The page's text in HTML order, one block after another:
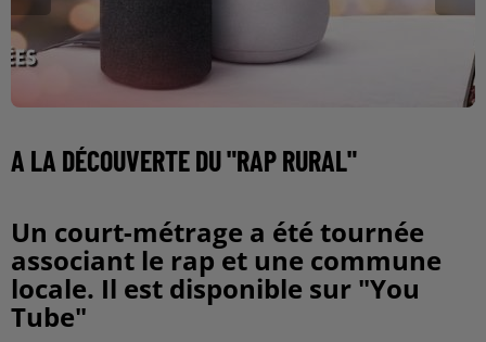
A LA DÉCOUVERTE DU "RAP RURAL"
Un court-métrage a été tournée
associant le rap et une commune
locale. Il est disponible sur "You
Tube"